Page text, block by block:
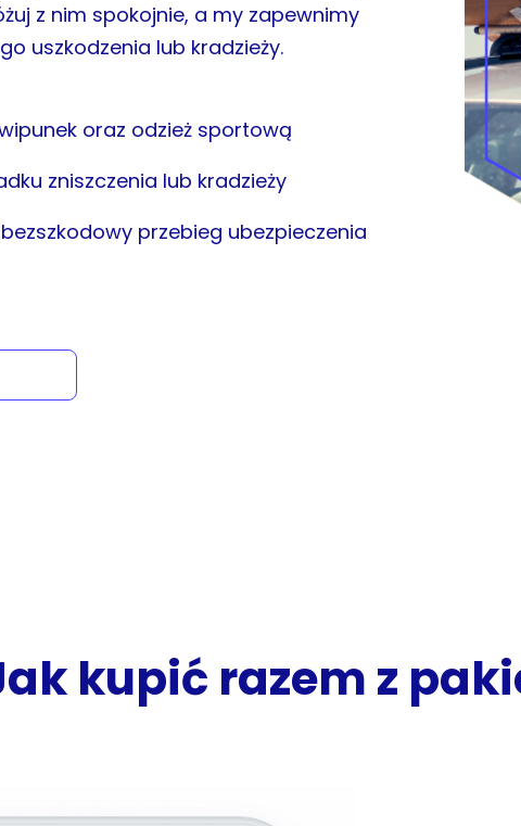
z nim spokojnie, a my zapewnimy
uszkodzenia lub kradzieży.
oraz odzież sportową
zniszczenia lub kradzieży
przebieg ubezpieczenia
kupić razem z